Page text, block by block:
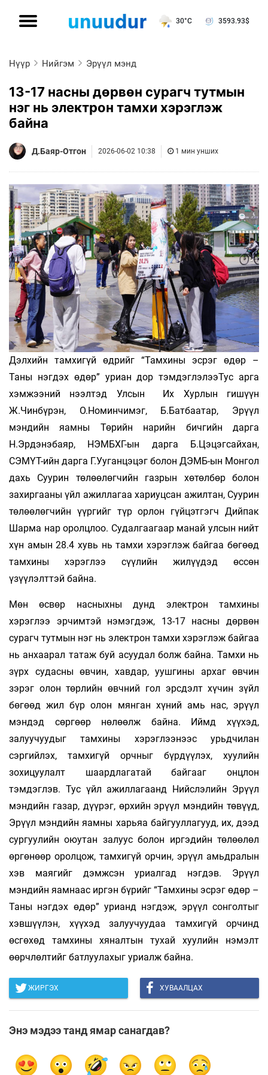
30°C 3593.93$
Нүүр Нийгэм Эрүүл мэнд
13-17 насны дөрвөн сурагч тутмын
нэг нь электрон тамхи хэрэглэж
байна
Д.Баяр-Отгон 2026-06-02 10:38 1 мин унших
Дэлхийн тамхигүй өдрийг “Тамхины эсрэг өдөр –
Таны нэгдэх өдөр” уриан дор тэмдэглэлээТус арга
хэмжээний нээлтэд Улсын Их Хурлын гишүүн
Ж.Чинбүрэн, О.Номинчимэг, Б.Батбаатар, Эрүүл
мэндийн яамны Төрийн нарийн бичгийн дарга
Н.Эрдэнэбаяр, НЭМБХГ-ын дарга Б.Цэцэгсайхан,
СЭМҮТ-ийн дарга Г.Ууганцэцэг болон ДЭМБ-ын Монгол
дахь Суурин төлөөлөгчийн газрын хөтөлбөр болон
захиргааны үйл ажиллагаа хариуцсан ажилтан, Суурин
төлөөлөгчийн үүргийг түр орлон гүйцэтгэгч Дийпак
Шарма нар оролцлоо. Судалгаагаар манай улсын нийт
хүн амын 28.4 хувь нь тамхи хэрэглэж байгаа бөгөөд
тамхины хэрэглээ сүүлийн жилүүдэд өссөн
үзүүлэлттэй байна.
Мөн өсвөр насныхны дунд электрон тамхины
хэрэглээ эрчимтэй нэмэгдэж, 13-17 насны дөрвөн
сурагч тутмын нэг нь электрон тамхи хэрэглэж байгаа
нь анхаарал татаж буй асуудал болж байна. Тамхи нь
зүрх судасны өвчин, хавдар, уушгины архаг өвчин
зэрэг олон төрлийн өвчний гол эрсдэлт хүчин зүйл
бөгөөд жил бүр олон мянган хүний амь нас, эрүүл
мэндэд сөргөөр нөлөөлж байна. Иймд хүүхэд,
залуучуудыг тамхины хэрэглээнээс урьдчилан
сэргийлэх, тамхигүй орчныг бүрдүүлэх, хуулийн
зохицуулалт шаардлагатай байгааг онцлон
тэмдэглэв. Тус үйл ажиллагаанд Нийслэлийн Эрүүл
мэндийн газар, дүүрэг, өрхийн эрүүл мэндийн төвүүд,
Эрүүл мэндийн яамны харьяа байгууллагууд, их, дээд
сургуулийн оюутан залуус болон иргэдийн төлөөлөл
өргөнөөр оролцож, тамхигүй орчин, эрүүл амьдралын
хэв маягийг дэмжсэн уриалгад нэгдэв. Эрүүл
мэндийн яамнаас иргэн бүрийг “Тамхины эсрэг өдөр –
Таны нэгдэх өдөр” урианд нэгдэж, эрүүл сонголтыг
хэвшүүлэн, хүүхэд залуучуудаа тамхигүй орчинд
өсгөхөд тамхины хяналтын тухай хуулийн нэмэлт
өөрчлөлтийг батлуулахыг уриалж байна.
ЖИРГЭХ ХУВААЛЦАХ
Энэ мэдээ танд ямар санагдав?